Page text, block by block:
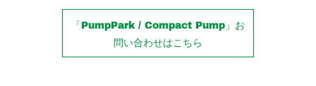
「PumpPark / Compact Pump」お
問い合わせはこちら